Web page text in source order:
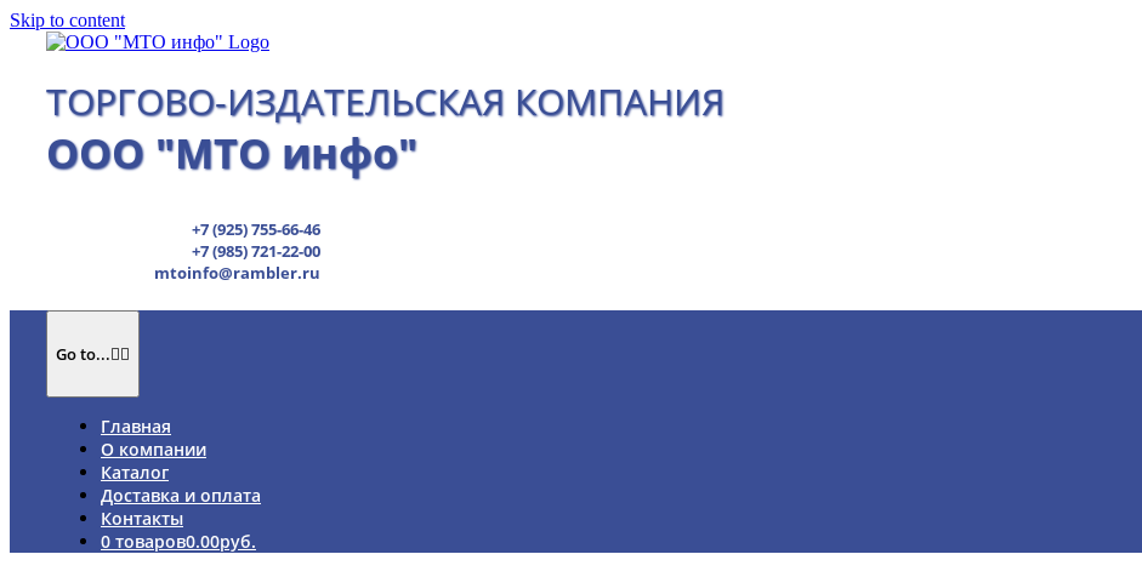
Skip to content
ТОРГОВО-ИЗДАТЕЛЬСКАЯ КОМПАНИЯ
ООО "МТО инфо"
+7 (925) 755-66-46
+7 (985) 721-22-00
mtoinfo@rambler.ru
Go to...
Главная
О компании
Каталог
Доставка и оплата
Контакты
0 товаров0.00руб.